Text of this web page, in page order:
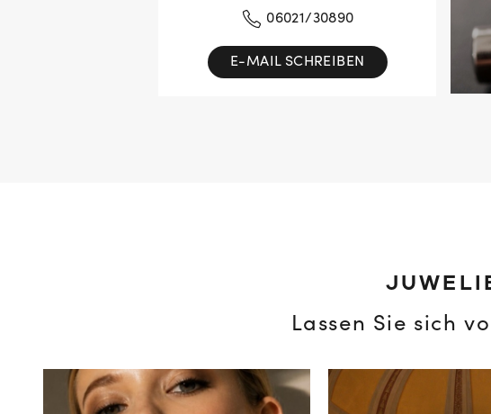
06021/30890
E-MAIL SCHREIBEN
Lassen Sie sich